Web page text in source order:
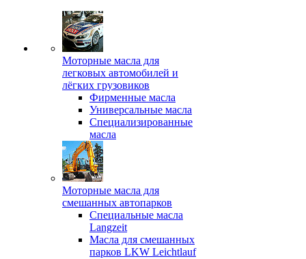
Моторные масла для
легковых автомобилей и
лёгких грузовиков
Фирменные масла
Универсальные масла
Специализированные
масла
Моторные масла для
смешанных автопарков
Специальные масла
Langzeit
Масла для смешанных
парков LKW Leichtlauf